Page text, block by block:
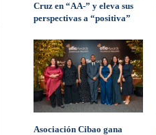
Cruz en “AA-” y eleva sus
perspectivas a “positiva”
Asociación Cibao gana